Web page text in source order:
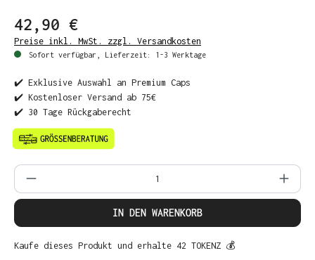
42,90 €
Preise inkl. MwSt. zzgl. Versandkosten
Sofort verfügbar, Lieferzeit: 1-3 Werktage
✔️ Exklusive Auswahl an Premium Caps
✔️ Kostenloser Versand ab 75€
✔️ 30 Tage Rückgaberecht
Produkt Anzahl: Gib den gewünschten
IN DEN WARENKORB
Kaufe dieses Produkt und erhalte 42 TOKENZ 💰